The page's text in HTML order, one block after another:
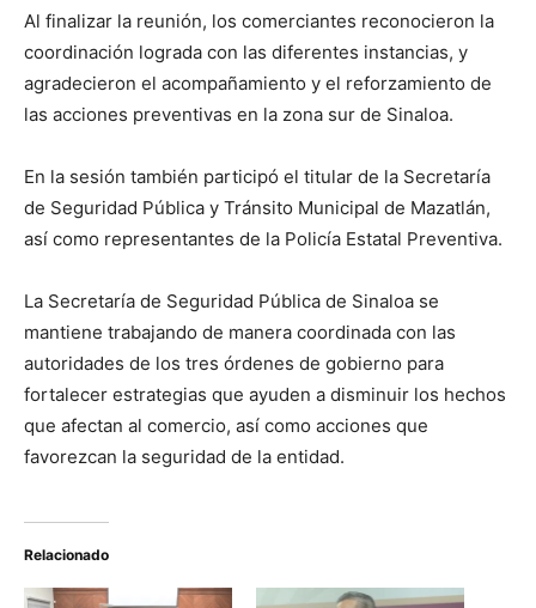
Al finalizar la reunión, los comerciantes reconocieron la
coordinación lograda con las diferentes instancias, y
agradecieron el acompañamiento y el reforzamiento de
las acciones preventivas en la zona sur de Sinaloa.
En la sesión también participó el titular de la Secretaría
de Seguridad Pública y Tránsito Municipal de Mazatlán,
así como representantes de la Policía Estatal Preventiva.
La Secretaría de Seguridad Pública de Sinaloa se
mantiene trabajando de manera coordinada con las
autoridades de los tres órdenes de gobierno para
fortalecer estrategias que ayuden a disminuir los hechos
que afectan al comercio, así como acciones que
favorezcan la seguridad de la entidad.
Relacionado